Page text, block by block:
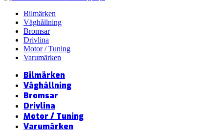
Bilmärken
Väghållning
Bromsar
Drivlina
Motor / Tuning
Varumärken
Bilmärken
Väghållning
Bromsar
Drivlina
Motor / Tuning
Varumärken